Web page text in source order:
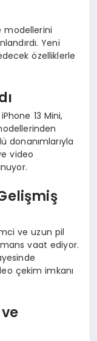
modellerini
Yeni
özelliklerle
13 Mini,
donanımlarıyla
video
ve uzun pil
vaat ediyor.
çekim imkanı